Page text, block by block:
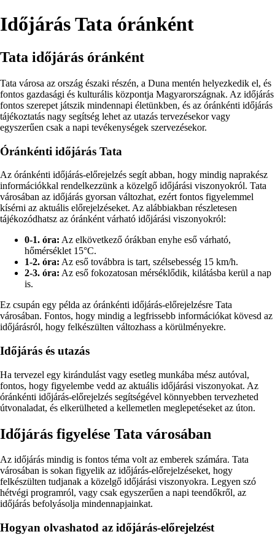
Időjárás Tata óránként
Tata időjárás óránként
Tata városa az ország északi részén, a Duna mentén helyezkedik el, és
fontos gazdasági és kulturális központja Magyarországnak. Az időjárás
fontos szerepet játszik mindennapi életünkben, és az óránkénti időjárás
tájékoztatás nagy segítség lehet az utazás tervezésekor vagy
egyszerűen csak a napi tevékenységek szervezésekor.
Óránkénti időjárás Tata
Az óránkénti időjárás-előrejelzés segít abban, hogy mindig naprakész
információkkal rendelkezzünk a közelgő időjárási viszonyokról. Tata
városában az időjárás gyorsan változhat, ezért fontos figyelemmel
kísérni az aktuális előrejelzéseket. Az alábbiakban részletesen
tájékozódhatsz az óránként várható időjárási viszonyokról:
0-1. óra: Az elkövetkező órákban enyhe eső várható,
hőmérséklet 15°C.
1-2. óra: Az eső továbbra is tart, szélsebesség 15 km/h.
2-3. óra: Az eső fokozatosan mérséklődik, kilátásba kerül a nap
is.
Ez csupán egy példa az óránkénti időjárás-előrejelzésre Tata
városában. Fontos, hogy mindig a legfrissebb információkat kövesd az
időjárásról, hogy felkészülten változhass a körülményekre.
Időjárás és utazás
Ha tervezel egy kirándulást vagy esetleg munkába mész autóval,
fontos, hogy figyelembe vedd az aktuális időjárási viszonyokat. Az
óránkénti időjárás-előrejelzés segítségével könnyebben tervezheted
útvonaladat, és elkerülheted a kellemetlen meglepetéseket az úton.
Időjárás figyelése Tata városában
Az időjárás mindig is fontos téma volt az emberek számára. Tata
városában is sokan figyelik az időjárás-előrejelzéseket, hogy
felkészülten tudjanak a közelgő időjárási viszonyokra. Legyen szó
hétvégi programról, vagy csak egyszerűen a napi teendőkről, az
időjárás befolyásolja mindennapjainkat.
Hogyan olvashatod az időjárás-előrejelzést